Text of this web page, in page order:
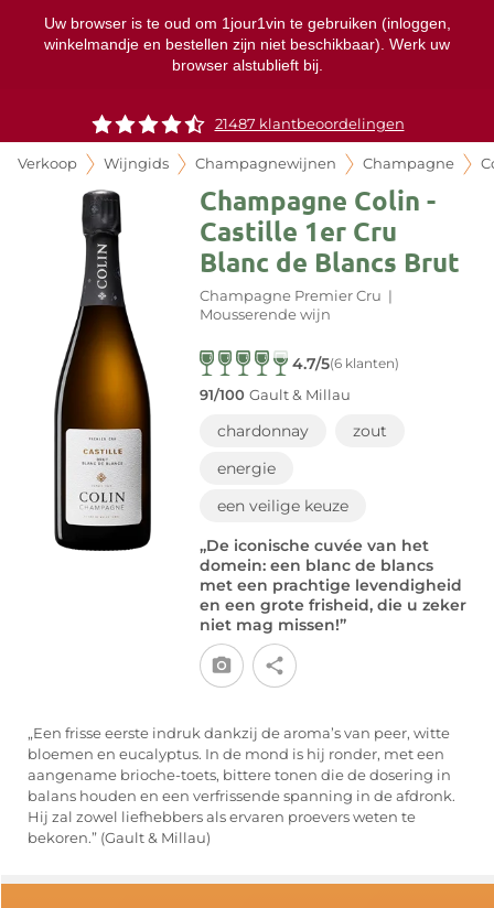
Uw browser is te oud om 1jour1vin te gebruiken (inloggen,
winkelmandje en bestellen zijn niet beschikbaar). Werk uw
browser alstublieft bij.
21487 klantbeoordelingen
Verkoop Wijngids Champagnewijnen Champagne
Champagne Colin -
Castille 1er Cru
Blanc de Blancs Brut
Champagne Premier Cru |
Mousserende wijn
4.7/5(6 klanten)
91/100 Gault & Millau
chardonnay
zout
energie
een veilige keuze
„De iconische cuvée van het
domein: een blanc de blancs
met een prachtige levendigheid
en een grote frisheid, die u zeker
niet mag missen!”
„Een frisse eerste indruk dankzij de aroma’s van peer, witte
bloemen en eucalyptus. In de mond is hij ronder, met een
aangename brioche-toets, bittere tonen die de dosering in
balans houden en een verfrissende spanning in de afdronk.
Hij zal zowel liefhebbers als ervaren proevers weten te
bekoren.” (Gault & Millau)